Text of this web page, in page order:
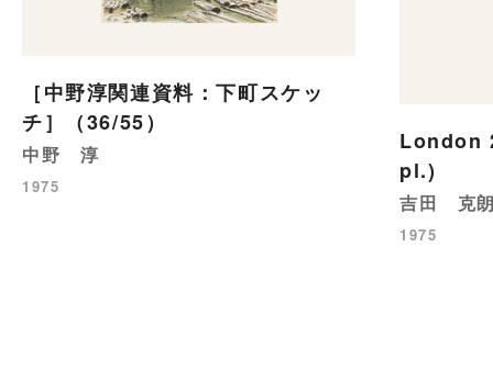
［中野淳関連資料：下町スケッ
チ］（36/55）
中野 淳
1975
London
pl.)
吉田 克
1975